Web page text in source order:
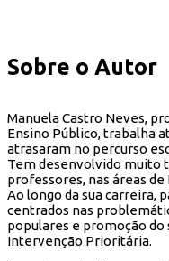
Sobre o Autor
Manuela Castro Neves,
Ensino Público, trabalha
atrasaram no percurso
Tem desenvolvido muito
professores, nas áreas
Ao longo da sua carreira,
centrados nas
populares e promoção do
Intervenção Prioritária.